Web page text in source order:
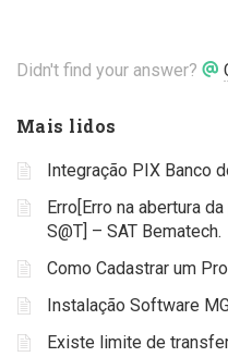
Didn't find your answer?
Mais lidos
Integração PIX Banco
Erro[Erro na abertura
S@T] – SAT Bematech.
Como Cadastrar um
Instalação Software
Existe limite de